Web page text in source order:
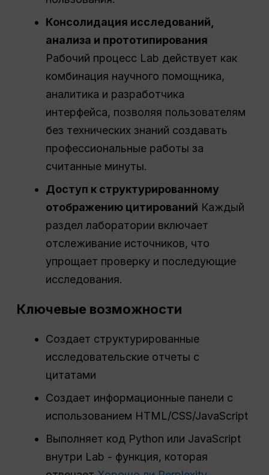
Консолидация исследований,
анализа и прототипирования
Рабочий процесс Lab действует как
комбинация научного помощника,
аналитика и разработчика
интерфейса, позволяя пользователям
без технических знаний создавать
профессиональные работы за
считанные минуты.
Доступ к структурированному
отображению цитирований Каждый
раздел лаборатории включает
отслеживание источников, что
упрощает проверку и последующие
исследования.
Ключевые возможности
Создает структурированные
исследовательские отчеты с
цитатами
Создает информационные панели с
использованием HTML/CSS/JavaScript
Выполняет код Python или JavaScript
внутри Lab - функция, которая